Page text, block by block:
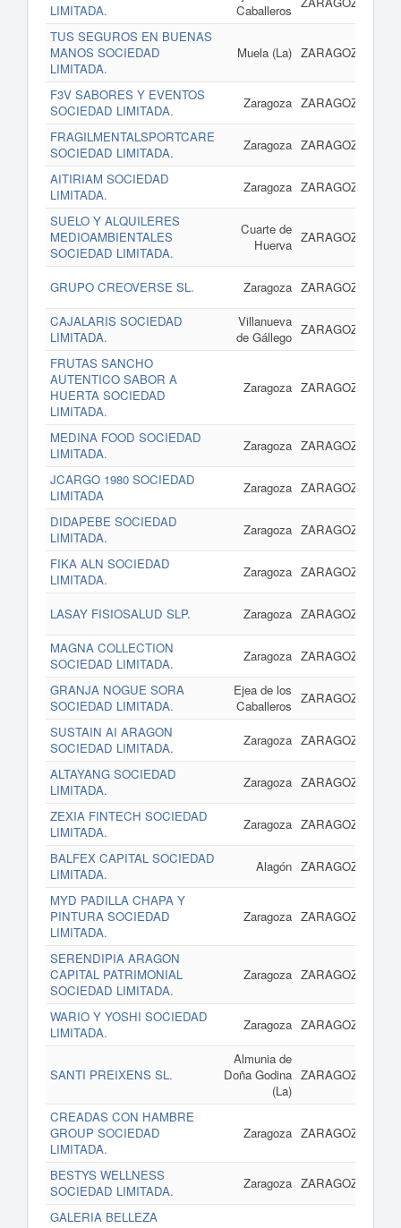
LIMITADA.
Caballeros
TUS SEGUROS EN BUENAS
MANOS SOCIEDAD
LIMITADA.
Muela (La) ZARAGOZA
F3V SABORES Y EVENTOS
SOCIEDAD LIMITADA.
Zaragoza ZARAGOZA
FRAGILMENTALSPORTCARE
SOCIEDAD LIMITADA.
Zaragoza ZARAGOZA
AITIRIAM SOCIEDAD
LIMITADA.
Zaragoza ZARAGOZA
SUELO Y ALQUILERES
MEDIOAMBIENTALES
SOCIEDAD LIMITADA.
Cuarte de
Huerva ZARAGOZA
GRUPO CREOVERSE SL. Zaragoza ZARAGOZA
CAJALARIS SOCIEDAD
LIMITADA.
Villanueva
de Gállego ZARAGOZA
FRUTAS SANCHO
AUTENTICO SABOR A
HUERTA SOCIEDAD
LIMITADA.
Zaragoza ZARAGOZA
MEDINA FOOD SOCIEDAD
LIMITADA.
Zaragoza ZARAGOZA
JCARGO 1980 SOCIEDAD
LIMITADA
Zaragoza ZARAGOZA
DIDAPEBE SOCIEDAD
LIMITADA.
Zaragoza ZARAGOZA
FIKA ALN SOCIEDAD
LIMITADA.
Zaragoza ZARAGOZA
LASAY FISIOSALUD SLP. Zaragoza ZARAGOZA
MAGNA COLLECTION
SOCIEDAD LIMITADA.
Zaragoza ZARAGOZA
GRANJA NOGUE SORA
SOCIEDAD LIMITADA.
Ejea de los
Caballeros ZARAGOZA
SUSTAIN AI ARAGON
SOCIEDAD LIMITADA.
Zaragoza ZARAGOZA
ALTAYANG SOCIEDAD
LIMITADA.
Zaragoza ZARAGOZA
ZEXIA FINTECH SOCIEDAD
LIMITADA.
Zaragoza ZARAGOZA
BALFEX CAPITAL SOCIEDAD
LIMITADA.
Alagón ZARAGOZA
MYD PADILLA CHAPA Y
PINTURA SOCIEDAD
LIMITADA.
Zaragoza ZARAGOZA
SERENDIPIA ARAGON
CAPITAL PATRIMONIAL
SOCIEDAD LIMITADA.
Zaragoza ZARAGOZA
WARIO Y YOSHI SOCIEDAD
LIMITADA.
Zaragoza ZARAGOZA
SANTI PREIXENS SL.
Almunia de
Doña Godina
(La)
ZARAGOZA
CREADAS CON HAMBRE
GROUP SOCIEDAD
LIMITADA.
Zaragoza ZARAGOZA
BESTYS WELLNESS
SOCIEDAD LIMITADA.
Zaragoza ZARAGOZA
GALERIA BELLEZA